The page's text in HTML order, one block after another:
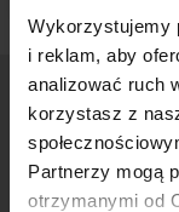
Wykorzystujemy
i reklam, aby
analizować ruch
korzystasz z
Partnerzy mogą
otrzymanymi od